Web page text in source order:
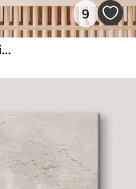
9
Abstraktne roosades toonides pojengide kimp